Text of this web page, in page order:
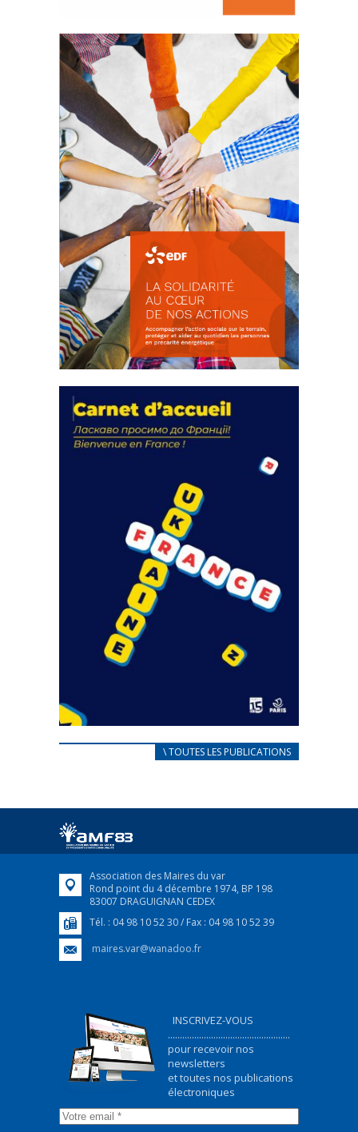
La prévention des conflits
d’intérêts
18 septembre 2023
FEUILLETER
actions
18 septembre 2023
FEUILLETER
CARNET D’ACCUEIL
Afin d’accompagner au mieux les réfugiés
FEUILLETER
\ TOUTES LES PUBLICATIONS
Association des Maires du var
Rond point du 4 décembre 1974, BP 198
83007 DRAGUIGNAN CEDEX
Tél. : 04 98 10 52 30 / Fax : 04 98 10 52 39
maires.var@wanadoo.fr
INSCRIVEZ-VOUS
...................................................
pour recevoir nos
newsletters
et toutes nos publications
électroniques